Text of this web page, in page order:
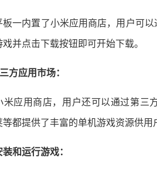
板一内置了小米应用商店，用户可
并点击下载按钮即可开始下载。
方应用市场：
米应用商店，用户还可以通过第三
都提供了丰富的单机游戏资源供用
装和运行游戏：